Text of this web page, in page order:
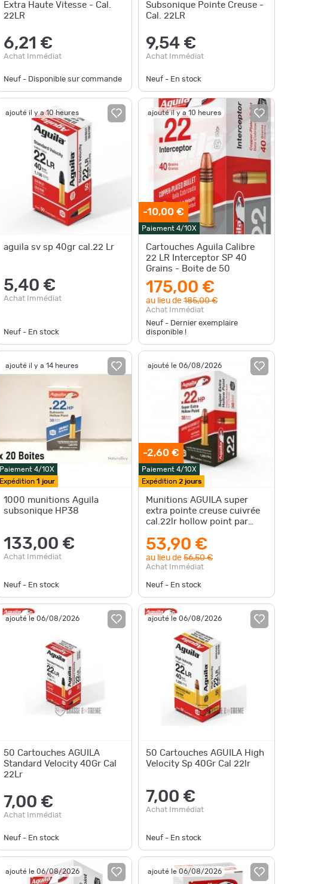
Extra Haute Vitesse - Cal.
22LR
6,21 €
Achat Immédiat
Neuf - Disponible sur commande
Subsonique Pointe Creuse -
Cal. 22LR
9,54 €
Achat Immédiat
Neuf - En stock
ajouté il y a 10 heures
aguila sv sp 40gr cal.22 Lr
5,40 €
Achat Immédiat
Neuf - En stock
ajouté il y a 10 heures
-10,00 €
Paiement 4/10X
Cartouches Aguila Calibre
22 LR Interceptor SP 40
Grains - Boite de 50
175,00 €
au lieu de185,00 €
Achat Immédiat
Neuf - Dernier exemplaire
disponible !
ajouté il y a 14 heures
Paiement 4/10X
Expédition 1 jour
1000 munitions Aguila
subsonique HP38
133,00 €
Achat Immédiat
Neuf - En stock
ajouté le 06/08/2026
-2,60 €
Paiement 4/10X
Expédition2 jours
Munitions AGUILA super
extra pointe creuse cuivrée
cal.22lr hollow point par
53,90 €
au lieu de56,50 €
Achat Immédiat
Neuf - En stock
ajouté le 06/08/2026
50 Cartouches AGUILA
Standard Velocity 40Gr Cal
22Lr
7,00 €
Achat Immédiat
Neuf - En stock
ajouté le 06/08/2026
50 Cartouches AGUILA High
Velocity Sp 40Gr Cal 22lr
7,00 €
Achat Immédiat
Neuf - En stock
ajouté le 06/08/2026 ajouté le 06/08/2026